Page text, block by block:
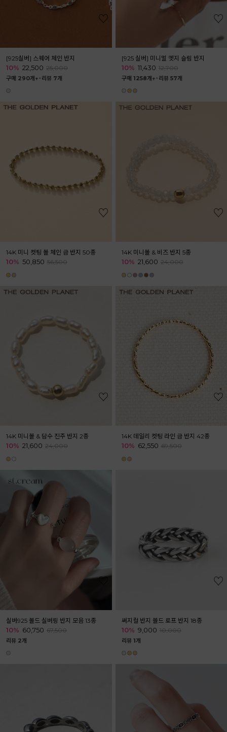
[925실버] 스퀘어 체인 반지
10% 22,500 25,000
구매 290개↑˙ 리뷰 7개
[925 실버] 미니멀 엣지 슬림 반지
10% 11,430 12,700
구매 1258개↑˙ 리뷰 57개
14K 미니 컷팅 볼 체인 금 반지 50종
10% 50,850 56,500
14K 미니볼 & 비즈 반지 5종
10% 21,600 24,000
14K 미니볼 & 담수 진주 반지 2종
10% 21,600 24,000
14K 데일리 컷팅 라인 금 반지 42종
10% 62,550 69,500
실버925 볼드 실버링 반지 모음 13종
10% 60,750 67,500
리뷰 2개
써지컬 반지 볼드 로프 반지 18종
10% 9,000 10,000
리뷰 1개